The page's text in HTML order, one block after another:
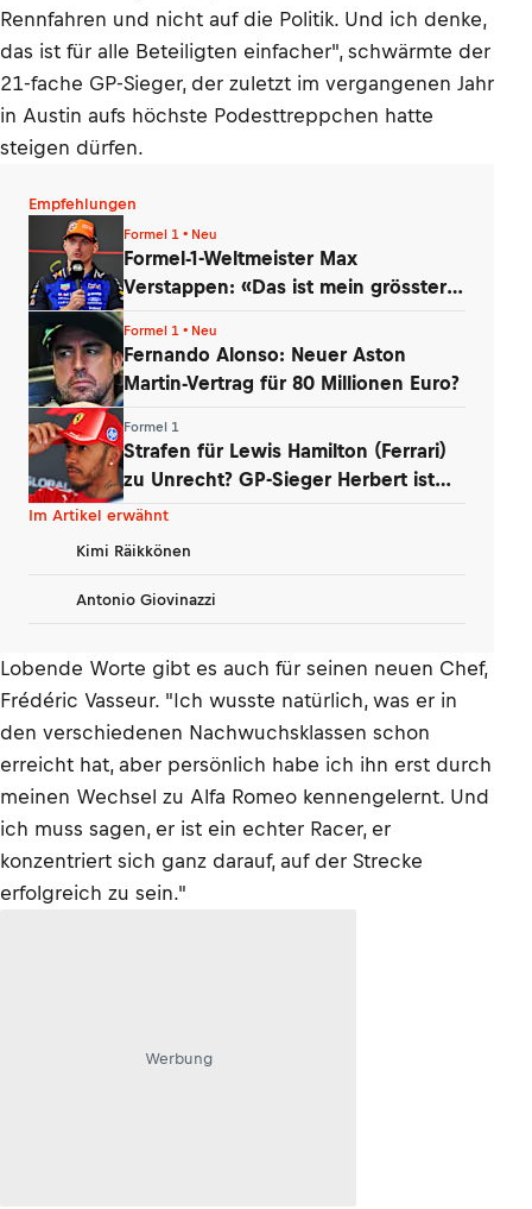
Rennfahren und nicht auf die Politik. Und ich denke,
das ist für alle Beteiligten einfacher", schwärmte der
21-fache GP-Sieger, der zuletzt im vergangenen Jahr
in Austin aufs höchste Podesttreppchen hatte
steigen dürfen.
Empfehlungen
Formel 1 • Neu
Formel-1-Weltmeister Max
Verstappen: «Das ist mein grösster
Formel 1 • Neu
Fernando Alonso: Neuer Aston
Martin-Vertrag für 80 Millionen Euro?
Formel 1
Strafen für Lewis Hamilton (Ferrari)
zu Unrecht? GP-Sieger Herbert ist
baff
Im Artikel erwähnt
Kimi Räikkönen
Antonio Giovinazzi
Lobende Worte gibt es auch für seinen neuen Chef,
Frédéric Vasseur. "Ich wusste natürlich, was er in
den verschiedenen Nachwuchsklassen schon
erreicht hat, aber persönlich habe ich ihn erst durch
meinen Wechsel zu Alfa Romeo kennengelernt. Und
ich muss sagen, er ist ein echter Racer, er
konzentriert sich ganz darauf, auf der Strecke
erfolgreich zu sein."
Werbung